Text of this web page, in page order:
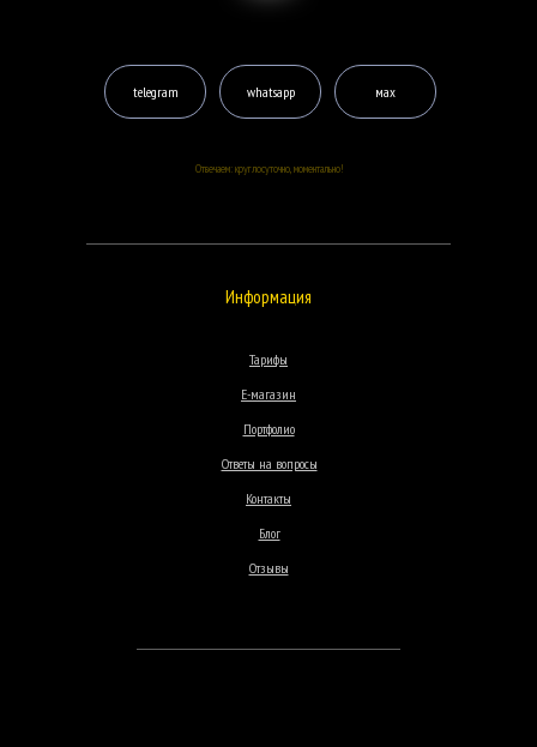
Отвечаем: круглосуточно, моментально!
telegram whatsapp мах
Информация
Е-магазин
Тарифы
Портфолио
Ответы на вопросы
Контакты
Блог
Отзывы